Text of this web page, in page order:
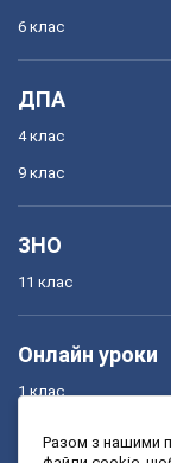
6 клас
ДПА
4 клас
9 клас
ЗНО
11 клас
Онлайн уроки
1 клас
Разом з нашими